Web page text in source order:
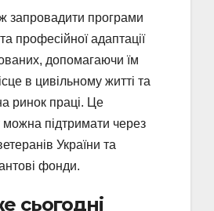
запровадити програми
професійної адаптації
допомагаючи їм
в цивільному житті та
ринок праці. Це
можна підтримати через
України та
фонди.
сьогодні